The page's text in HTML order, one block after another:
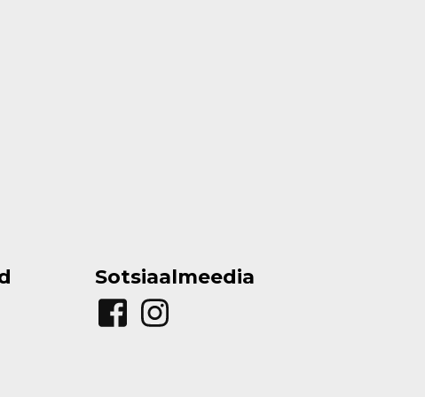
Sotsiaalmeedia